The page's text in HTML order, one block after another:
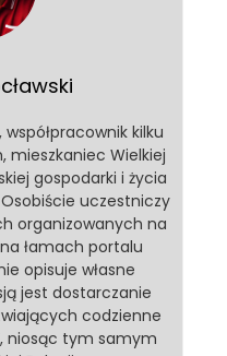
kilku
mieszkaniec Wielkiej
gospodarki i życia
uczestniczy
organizowanych na
łamach portalu
opisuje własne
jest dostarczanie
codzienne
niosąc tym samym